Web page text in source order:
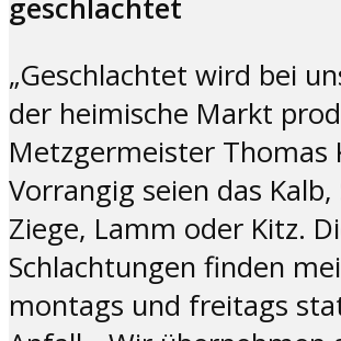
geschlachtet
„Geschlachtet wird bei
der heimische Markt
Metzgermeister Thomas
Vorrangig seien das Kalb,
Ziege, Lamm oder Kitz.
Schlachtungen finden
montags und freitags